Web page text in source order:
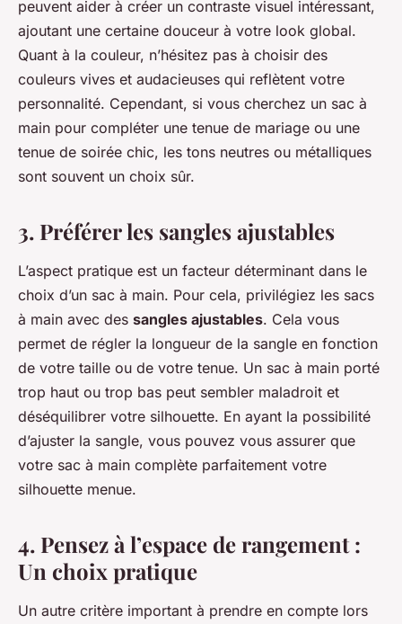
peuvent aider à créer un contraste visuel intéressant,
ajoutant une certaine douceur à votre look global.
Quant à la couleur, n’hésitez pas à choisir des
couleurs vives et audacieuses qui reflètent votre
personnalité. Cependant, si vous cherchez un sac à
main pour compléter une tenue de mariage ou une
tenue de soirée chic, les tons neutres ou métalliques
sont souvent un choix sûr.
3. Préférer les sangles ajustables
L’aspect pratique est un facteur déterminant dans le
choix d’un sac à main. Pour cela, privilégiez les sacs
à main avec des sangles ajustables. Cela vous
permet de régler la longueur de la sangle en fonction
de votre taille ou de votre tenue. Un sac à main porté
trop haut ou trop bas peut sembler maladroit et
déséquilibrer votre silhouette. En ayant la possibilité
d’ajuster la sangle, vous pouvez vous assurer que
votre sac à main complète parfaitement votre
silhouette menue.
4. Pensez à l’espace de rangement :
Un choix pratique
Un autre critère important à prendre en compte lors